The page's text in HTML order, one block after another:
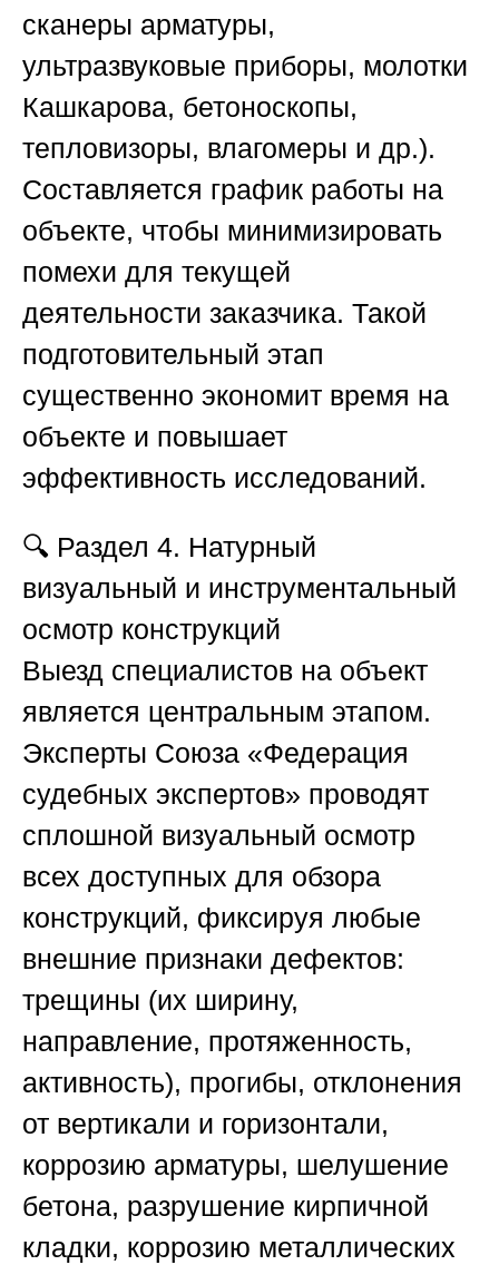
сканеры арматуры,
ультразвуковые приборы, молотки
Кашкарова, бетоноскопы,
тепловизоры, влагомеры и др.).
Составляется график работы на
объекте, чтобы минимизировать
помехи для текущей
деятельности заказчика. Такой
подготовительный этап
существенно экономит время на
объекте и повышает
эффективность исследований.
🔍 Раздел 4. Натурный
визуальный и инструментальный
осмотр конструкций
Выезд специалистов на объект
является центральным этапом.
Эксперты Союза «Федерация
судебных экспертов» проводят
сплошной визуальный осмотр
всех доступных для обзора
конструкций, фиксируя любые
внешние признаки дефектов:
трещины (их ширину,
направление, протяженность,
активность), прогибы, отклонения
от вертикали и горизонтали,
коррозию арматуры, шелушение
бетона, разрушение кирпичной
кладки, коррозию металлических